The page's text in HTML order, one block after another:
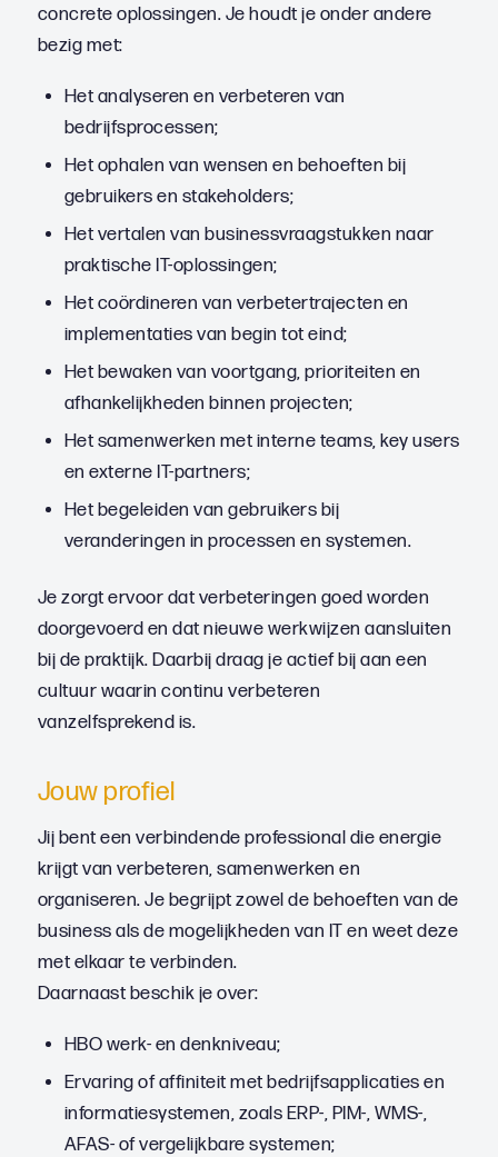
concrete oplossingen. Je houdt je onder andere
bezig met:
Het analyseren en verbeteren van
bedrijfsprocessen;
Het ophalen van wensen en behoeften bij
gebruikers en stakeholders;
Het vertalen van businessvraagstukken naar
praktische IT-oplossingen;
Het coördineren van verbetertrajecten en
implementaties van begin tot eind;
Het bewaken van voortgang, prioriteiten en
afhankelijkheden binnen projecten;
Het samenwerken met interne teams, key users
en externe IT-partners;
Het begeleiden van gebruikers bij
veranderingen in processen en systemen.
Je zorgt ervoor dat verbeteringen goed worden
doorgevoerd en dat nieuwe werkwijzen aansluiten
bij de praktijk. Daarbij draag je actief bij aan een
cultuur waarin continu verbeteren
vanzelfsprekend is.
Jouw profiel
Jij bent een verbindende professional die energie
krijgt van verbeteren, samenwerken en
organiseren. Je begrijpt zowel de behoeften van de
business als de mogelijkheden van IT en weet deze
met elkaar te verbinden.
Daarnaast beschik je over:
HBO werk- en denkniveau;
Ervaring of affiniteit met bedrijfsapplicaties en
informatiesystemen, zoals ERP-, PIM-, WMS-,
AFAS- of vergelijkbare systemen;